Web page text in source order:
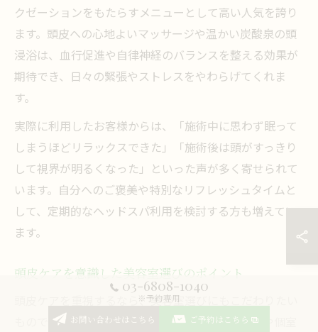
クゼーションをもたらすメニューとして高い人気を誇り
ます。頭皮への心地よいマッサージや温かい炭酸泉の頭
浸浴は、血行促進や自律神経のバランスを整える効果が
期待でき、日々の緊張やストレスをやわらげてくれま
す。
実際に利用したお客様からは、「施術中に思わず眠って
しまうほどリラックスできた」「施術後は頭がすっきり
して視界が明るくなった」といった声が多く寄せられて
います。自分へのご褒美や特別なリフレッシュタイムと
して、定期的なヘッドスパ利用を検討する方も増えてい
ます。
頭皮ケアを意識した美容室選びのポイント
頭皮ケアを重視するなら、美容室選びにもこだわりたい
ものです。西葛西エリアには、ヘッドスパ専門店や個室
03-6808-1040
※予約専用
お問い合わせはこちら
ご予約はこちら